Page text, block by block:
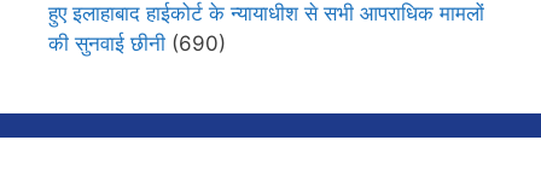
हुए इलाहाबाद हाईकोर्ट के न्यायाधीश से सभी आपराधिक मामलों
की सुनवाई छीनी (690)